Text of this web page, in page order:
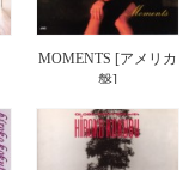
MOMENTS [アメリカ
盤]